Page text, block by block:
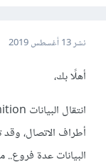
نشر13 أغسطس 2019
أهلًا بك،
أطراف الاتصال،
البيانات عدة فروع..